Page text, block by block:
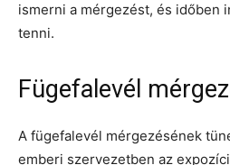
ismerni a mérgezést, és időben
tenni.
Fügefalevél
A fügefalevél mérgezésének
emberi szervezetben az